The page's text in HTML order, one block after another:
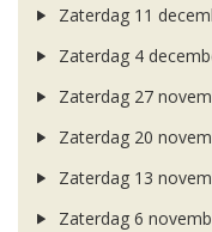
Zaterdag 11
Zaterdag 4
Zaterdag 27
Zaterdag 20
Zaterdag 13
Zaterdag 6